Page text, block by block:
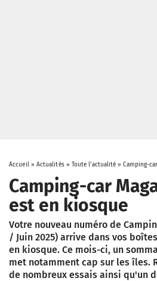
Accueil» Actualités» Toute l'actualité »Camping-
Camping-car
est en kiosque
Votre nouveau numéro de
/ Juin 2025) arrive dans vos
en kiosque. Ce mois-ci, un
met notamment cap sur les îles.
de nombreux essais ainsi qu'un